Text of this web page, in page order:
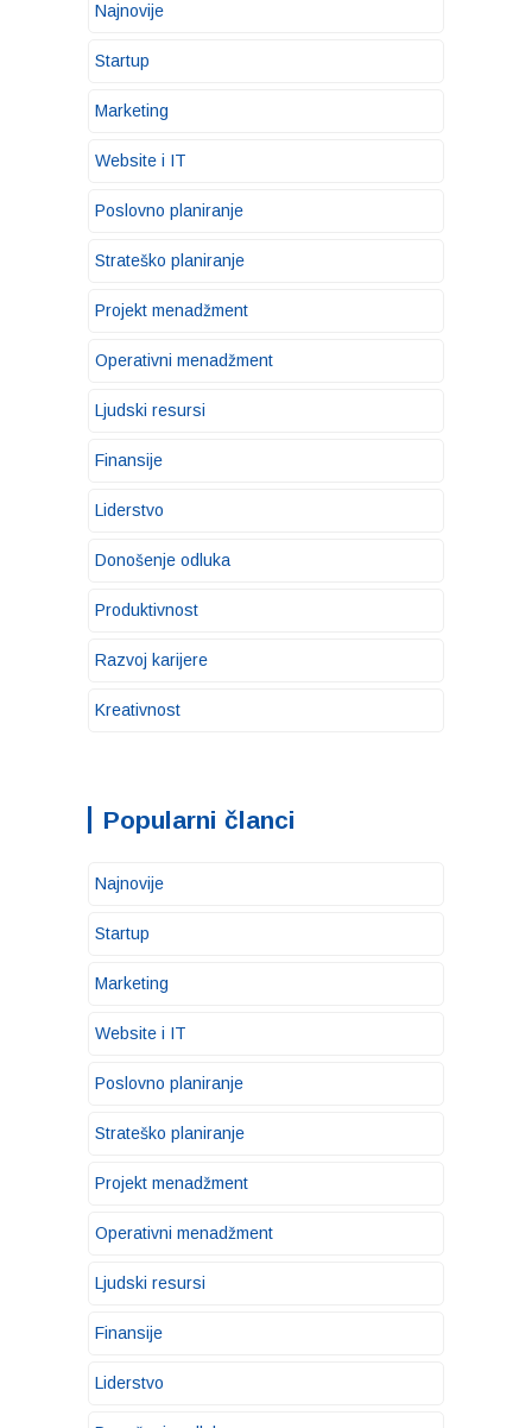
Najnovije
Startup
Marketing
Website i IT
Poslovno planiranje
Strateško planiranje
Projekt menadžment
Operativni menadžment
Ljudski resursi
Finansije
Liderstvo
Donošenje odluka
Produktivnost
Razvoj karijere
Kreativnost
Popularni članci
Najnovije
Startup
Marketing
Website i IT
Poslovno planiranje
Strateško planiranje
Projekt menadžment
Operativni menadžment
Ljudski resursi
Finansije
Liderstvo